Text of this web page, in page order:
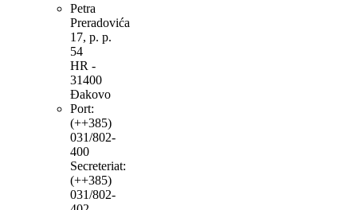
Petra
Preradovića
17, p. p.
54
HR -
31400
Đakovo
Port:
(++385)
031/802-
400
Secreteriat:
(++385)
031/802-